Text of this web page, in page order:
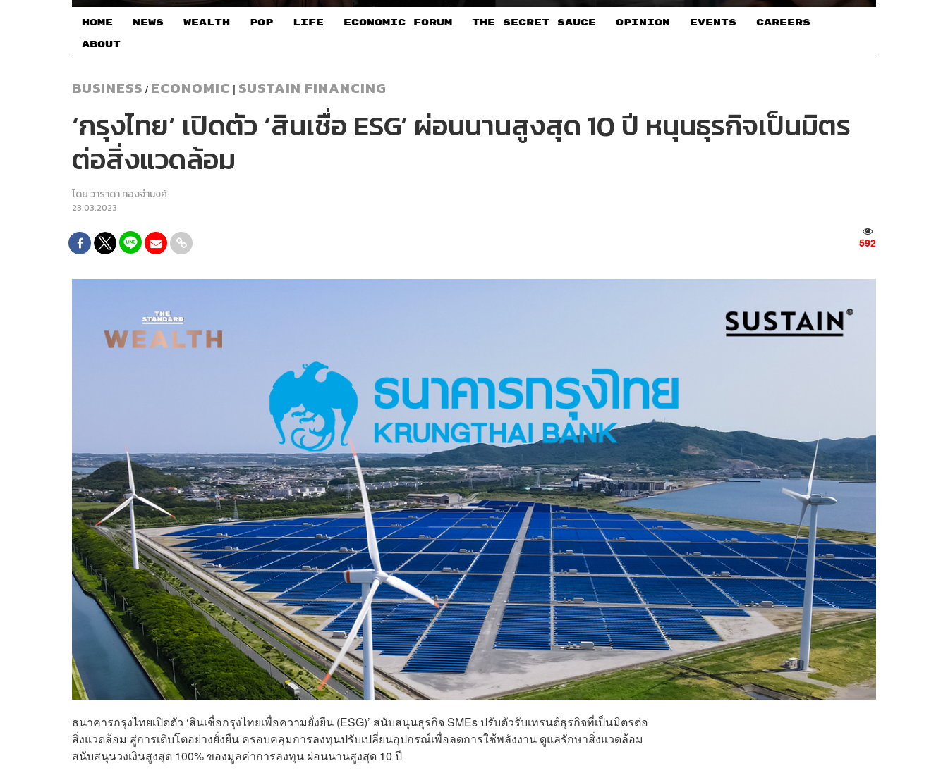
HOME NEWS WEALTH POP LIFE ECONOMIC FORUM THE SECRET SAUCE​ OPINION EVENTS CAREERS
ABOUT
BUSINESS / ECONOMIC | SUSTAIN FINANCING
‘กรุงไทย’ เปิดตัว ‘สินเชื่อ ESG’ ผ่อนนานสูงสุด 10 ปี หนุนธุรกิจเป็นมิตร
ต่อสิ่งแวดล้อม
โดยวาราดา ทองจำนงค์
23.03.2023
592
ธนาคารกรุงไทยเปิดตัว ‘สินเชื่อกรุงไทยเพื่อความยั่งยืน (ESG)’ สนับสนุนธุรกิจ SMEs ปรับตัวรับเทรนด์ธุรกิจที่เป็นมิตรต่อ
สิ่งแวดล้อม สู่การเติบโตอย่างยั่งยืน ครอบคลุมการลงทุนปรับเปลี่ยนอุปกรณ์เพื่อลดการใช้พลังงาน ดูแลรักษาสิ่งแวดล้อม
สนับสนุนวงเงินสูงสุด 100% ของมูลค่าการลงทุน ผ่อนนานสูงสุด 10 ปี